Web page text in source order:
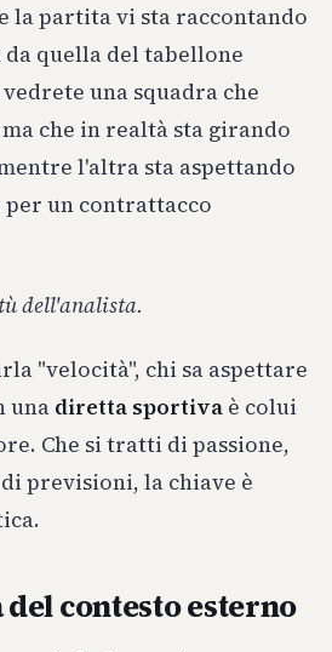
la partita vi sta raccontando
quella del tabellone
una squadra che
che in realtà sta girando
l'altra sta aspettando
un contrattacco
dell'analista.
"velocità", chi sa aspettare
una diretta sportiva è colui
Che si tratti di passione,
previsioni, la chiave è
contesto esterno